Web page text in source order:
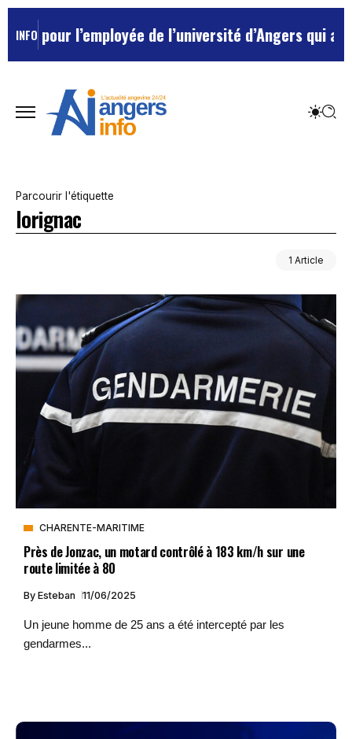
INFOpour l’employée de l’université d’Angers qui
Parcourir l'étiquette
lorignac
1 Article
CHARENTE-MARITIME
Près de Jonzac, un motard contrôlé à 183 km/h sur une
route limitée à 80
By Esteban 11/06/2025
Un jeune homme de 25 ans a été intercepté par les
gendarmes...